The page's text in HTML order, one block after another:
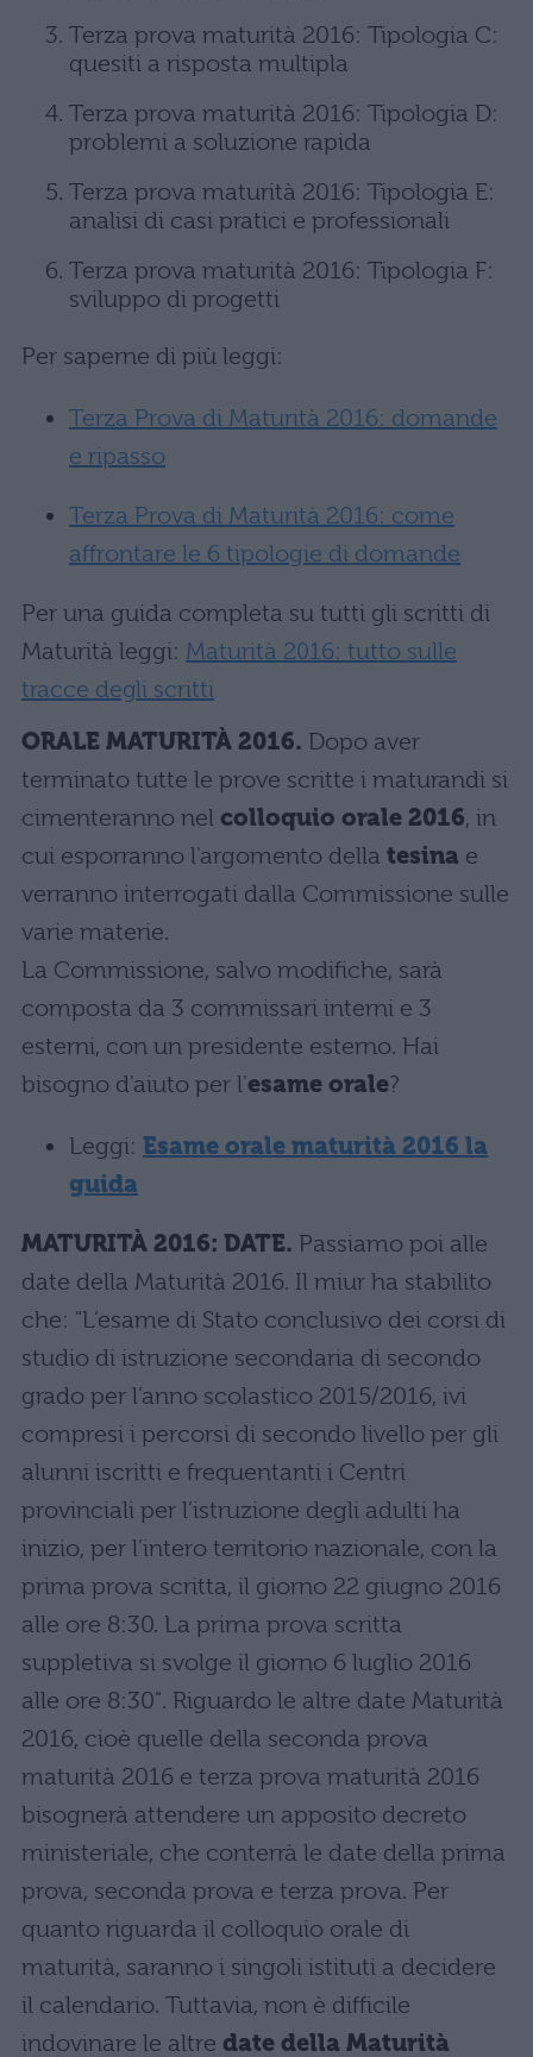
Terza prova maturità 2016: Tipologia C:
quesiti a risposta multipla
Terza prova maturità 2016: Tipologia D:
problemi a soluzione rapida
Terza prova maturità 2016: Tipologia E:
analisi di casi pratici e professionali
Terza prova maturità 2016: Tipologia F:
sviluppo di progetti
Per saperne di più leggi:
Terza Prova di Maturità 2016: domande
e ripasso
Terza Prova di Maturità 2016: come
affrontare le 6 tipologie di domande
Per una guida completa su tutti gli scritti di
Maturità leggi: Maturità 2016: tutto sulle
tracce degli scritti
ORALE MATURITÀ 2016. Dopo aver
terminato tutte le prove scritte i maturandi si
cimenteranno nel colloquio orale 2016, in
cui esporranno l'argomento della tesina e
verranno interrogati dalla Commissione sulle
varie materie.
La Commissione, salvo modifiche, sarà
composta da 3 commissari interni e 3
esterni, con un presidente esterno. Hai
bisogno d'aiuto per l'esame orale?
Leggi: Esame orale maturità 2016 la
guida
MATURITÀ 2016: DATE. Passiamo poi alle
date della Maturità 2016. Il miur ha stabilito
che: "L’esame di Stato conclusivo dei corsi di
studio di istruzione secondaria di secondo
grado per l’anno scolastico 2015/2016, ivi
compresi i percorsi di secondo livello per gli
alunni iscritti e frequentanti i Centri
provinciali per l’istruzione degli adulti ha
inizio, per l’intero territorio nazionale, con la
prima prova scritta, il giorno 22 giugno 2016
alle ore 8:30. La prima prova scritta
suppletiva si svolge il giorno 6 luglio 2016
alle ore 8:30". Riguardo le altre date Maturità
2016, cioè quelle della seconda prova
maturità 2016 e terza prova maturità 2016
bisognerà attendere un apposito decreto
ministeriale, che conterrà le date della prima
prova, seconda prova e terza prova. Per
quanto riguarda il colloquio orale di
maturità, saranno i singoli istituti a decidere
il calendario. Tuttavia, non è difficile
indovinare le altre date della Maturità